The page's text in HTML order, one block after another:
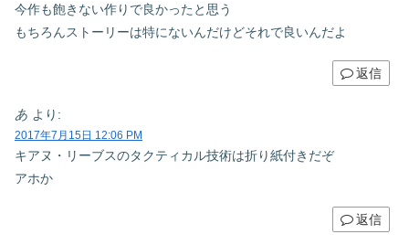
今作も飽きない作りで良かったと思う
もちろんストーリーは特にないんだけどそれで良いんだよ
返信
あ より:
2017年7月15日 12:06 PM
キアヌ・リーブスのタクティカル技術は折り紙付きだぞ
アホか
返信